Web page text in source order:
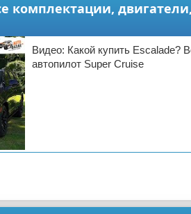
комплектации,
Видео: Какой купить Escalade?
автопилот Super Cruise